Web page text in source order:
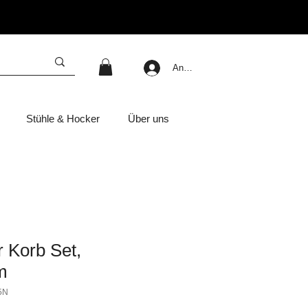
Stühle & Hocker Über uns
Anmelden
Korb Set,